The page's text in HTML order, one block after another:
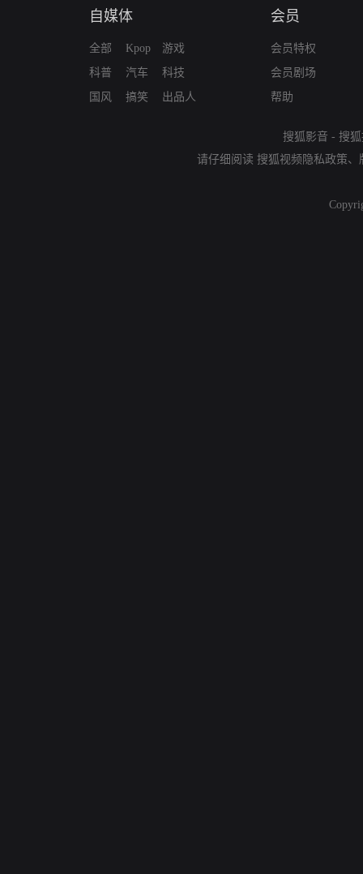
自媒体
全部
科普
国风
Kpop
汽车
搞笑
游戏
科技
出品人
会员
会员特权
会员剧场
帮助
搜狐影音 - 搜
请仔细阅读 搜狐视频隐私政策、